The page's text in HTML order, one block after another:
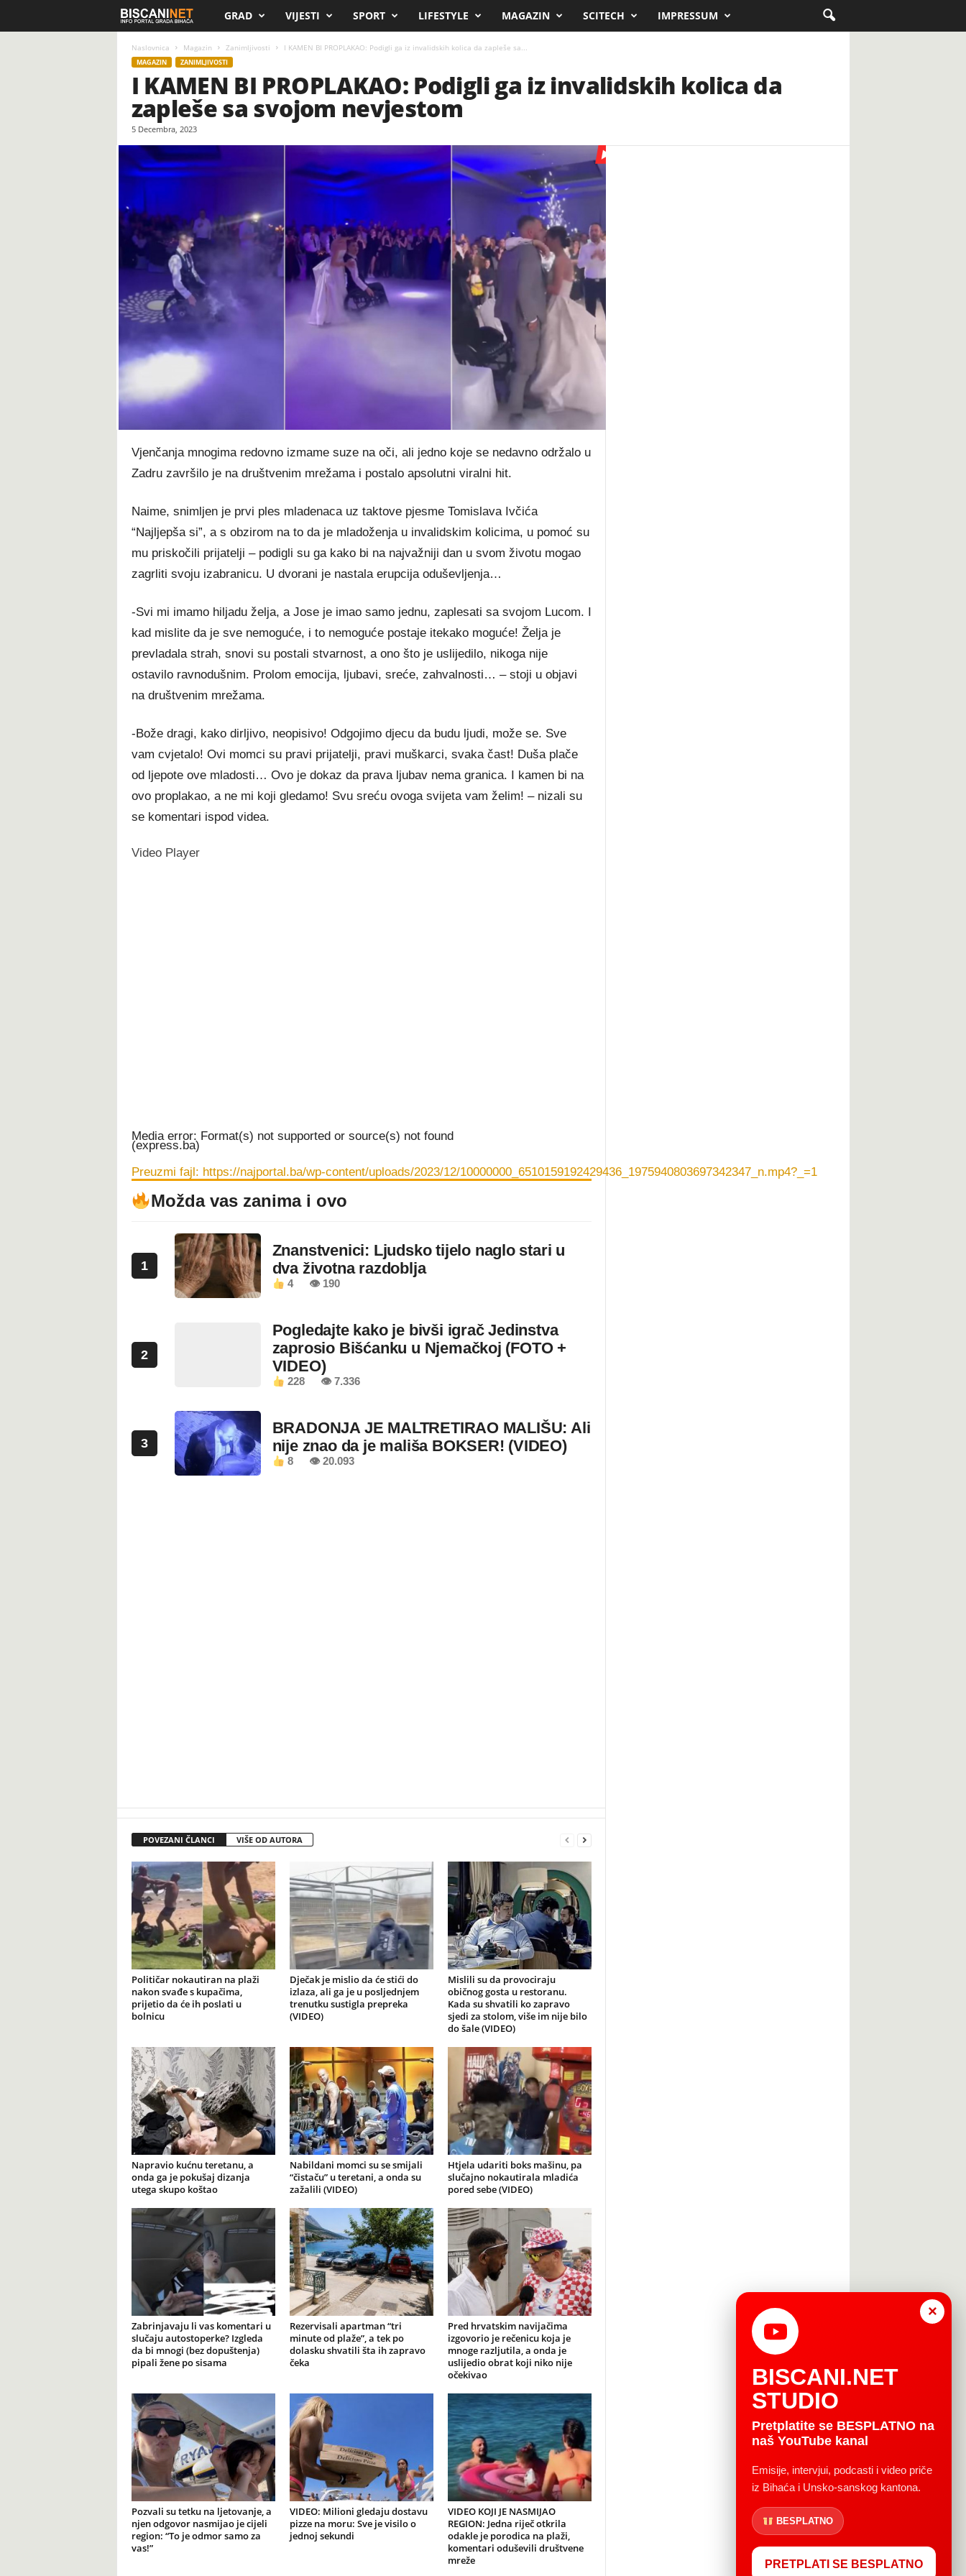
s
c
n
e
GRAD VIJESTI SPORT LIFESTYLE MAGAZIN SCITECH IMPRESSUM
Naslovnica Magazin Zanimljivosti I KAMEN BI PROPLAKAO: Podigli ga iz invalidskih kolica da zapleše sa...
MAGAZIN ZANIMLJIVOSTI
I KAMEN BI PROPLAKAO: Podigli ga iz invalidskih kolica da
zapleše sa svojom nevjestom
5 Decembra, 2023
Vjenčanja mnogima redovno izmame suze na oči, ali jedno koje se nedavno održalo u
Zadru završilo je na društvenim mrežama i postalo apsolutni viralni hit.
Naime, snimljen je prvi ples mladenaca uz taktove pjesme Tomislava Ivčića
“Najljepša si”, a s obzirom na to da je mladoženja u invalidskim kolicima, u pomoć su
mu priskočili prijatelji – podigli su ga kako bi na najvažniji dan u svom životu mogao
zagrliti svoju izabranicu. U dvorani je nastala erupcija oduševljenja…
-Svi mi imamo hiljadu želja, a Jose je imao samo jednu, zaplesati sa svojom Lucom. I
kad mislite da je sve nemoguće, i to nemoguće postaje itekako moguće! Želja je
prevladala strah, snovi su postali stvarnost, a ono što je uslijedilo, nikoga nije
ostavilo ravnodušnim. Prolom emocija, ljubavi, sreće, zahvalnosti… – stoji u objavi
na društvenim mrežama.
-Bože dragi, kako dirljivo, neopisivo! Odgojimo djecu da budu ljudi, može se. Sve
vam cvjetalo! Ovi momci su pravi prijatelji, pravi muškarci, svaka čast! Duša plače
od ljepote ove mladosti… Ovo je dokaz da prava ljubav nema granica. I kamen bi na
ovo proplakao, a ne mi koji gledamo! Svu sreću ovoga svijeta vam želim! – nizali su
se komentari ispod videa.
Video Player
Media error: Format(s) not supported or source(s) not found
Preuzmi fajl: https://najportal.ba/wp-content/uploads/2023/12/10000000_6510159192429436_1975940803697342347_n.mp4?_=1
Koristite Gore/Dole strelice za pojačavanje ili smanjivanje tona.
(express.ba)
Možda vas zanima i ovo
1
Znanstvenici: Ljudsko tijelo naglo stari u
dva životna razdoblja
4 👁 190
2
Pogledajte kako je bivši igrač Jedinstva
zaprosio Bišćanku u Njemačkoj (FOTO +
VIDEO)
228 👁 7.336
3
BRADONJA JE MALTRETIRAO MALIŠU: Ali
nije znao da je mališa BOKSER! (VIDEO)
8 👁 20.093
POVEZANI ČLANCI VIŠE OD AUTORA
Političar nokautiran na plaži
nakon svađe s kupačima,
prijetio da će ih poslati u
bolnicu
Dječak je mislio da će stići do
izlaza, ali ga je u posljednjem
trenutku sustigla prepreka
(VIDEO)
Mislili su da provociraju
običnog gosta u restoranu.
Kada su shvatili ko zapravo
sjedi za stolom, više im nije bilo
do šale (VIDEO)
Napravio kućnu teretanu, a
onda ga je pokušaj dizanja
utega skupo koštao
Nabildani momci su se smijali
“čistaču” u teretani, a onda su
zažalili (VIDEO)
Htjela udariti boks mašinu, pa
slučajno nokautirala mladića
pored sebe (VIDEO)
Zabrinjavaju li vas komentari u
slučaju autostoperke? Izgleda
da bi mnogi (bez dopuštenja)
pipali žene po sisama
Rezervisali apartman “tri
minute od plaže”, a tek po
dolasku shvatili šta ih zapravo
čeka
Pred hrvatskim navijačima
izgovorio je rečenicu koja je
mnoge razljutila, a onda je
uslijedio obrat koji niko nije
očekivao
Pozvali su tetku na ljetovanje, a
njen odgovor nasmijao je cijeli
region: “To je odmor samo za
vas!”
VIDEO: Milioni gledaju dostavu
pizze na moru: Sve je visilo o
jednoj sekundi
VIDEO KOJI JE NASMIJAO
REGION: Jedna riječ otkrila
odakle je porodica na plaži,
komentari oduševili društvene
mreže
×
BISCANI.NET
STUDIO
Pretplatite se BESPLATNO na
naš YouTube kanal
Emisije, intervjui, podcasti i video priče
iz Bihaća i Unsko-sanskog kantona.
BESPLATNO
PRETPLATI SE BESPLATNO